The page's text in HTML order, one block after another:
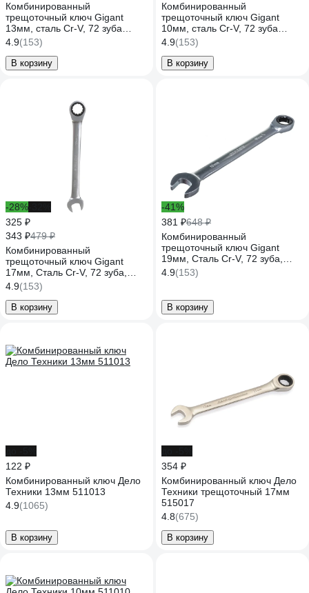
Комбинированный
трещоточный ключ Gigant
13мм, сталь Cr-V, 72 зуба
GRW13
4.9(153)
В корзину
Комбинированный
трещоточный ключ Gigant
10мм, сталь Cr-V, 72 зуба
GRW10
4.9(153)
В корзину
-28%
325 ₽
343 ₽479 ₽
Комбинированный
трещоточный ключ Gigant
17мм, Сталь Cr-V, 72 зуба,
GRW17
4.9(153)
В корзину
-41%
381 ₽648 ₽
Комбинированный
трещоточный ключ Gigant
19мм, Сталь Cr-V, 72 зуба,
GRW19
4.9(153)
В корзину
122 ₽
Комбинированный ключ Дело
Техники 13мм 511013
4.9(1065)
В корзину
354 ₽
Комбинированный ключ Дело
Техники трещоточный 17мм
515017
4.8(675)
В корзину